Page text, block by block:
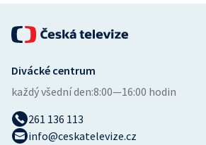
Divácké centrum
každý všední den:8:00—16:00 hodin
261 136 113
info@ceskatelevize.cz